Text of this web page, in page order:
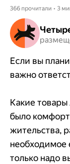
366 прочитали • 3
Если вы
важно
Какие
было
жительства,
необходимое
только надо